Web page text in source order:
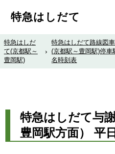
特急はしだて
特急はしだ
て(京都駅～
豊岡駅)
›
特急はしだて路線図
(京都駅～豊岡駅)停車
名時刻表
特急はしだて与
豊岡駅方面） 平